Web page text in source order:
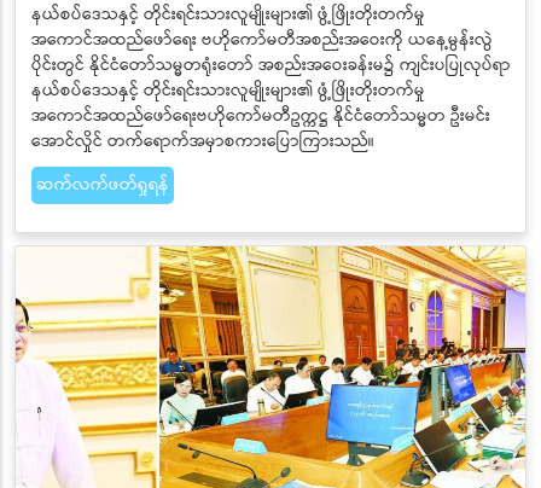
နယ်စပ်ဒေသနှင့် တိုင်းရင်းသားလူမျိုးများ၏ ဖွံ့ဖြိုးတိုးတက်မှု
အကောင်အထည်ဖော်ရေး ဗဟိုကော်မတီအစည်းအဝေးကို ယနေ့မွန်းလွဲ
ပိုင်းတွင် နိုင်ငံတော်သမ္မတရုံးတော် အစည်းအဝေးခန်းမ၌ ကျင်းပပြုလုပ်ရာ
နယ်စပ်ဒေသနှင့် တိုင်းရင်းသားလူမျိုးများ၏ ဖွံ့ဖြိုးတိုးတက်မှု
အကောင်အထည်ဖော်ရေးဗဟိုကော်မတီဥက္ကဋ္ဌ နိုင်ငံတော်သမ္မတ ဦးမင်း
အောင်လှိုင် တက်ရောက်အမှာစကားပြောကြားသည်။
ဆက်လက်ဖတ်ရှုရန်